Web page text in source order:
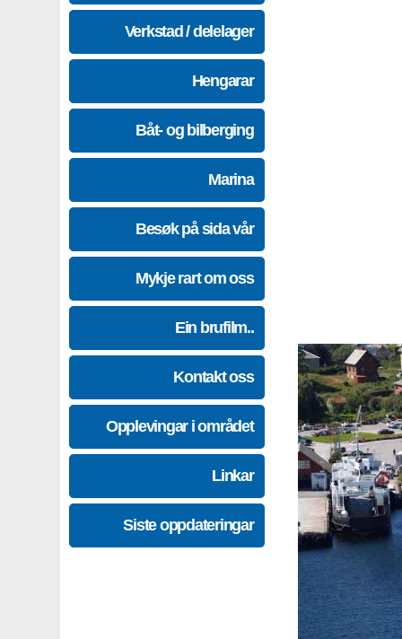
Verkstad / delelager
Hengarar
Båt- og bilberging
Marina
Besøk på sida vår
Mykje rart om oss
Ein brufilm..
Kontakt oss
Opplevingar i området
Linkar
Siste oppdateringar